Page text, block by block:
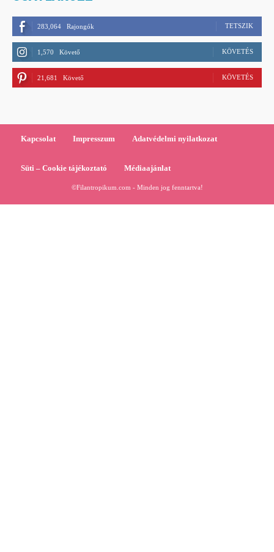
283,064 Rajongók TETSZIK
1,570 Követő KÖVETÉS
21,681 Követő KÖVETÉS
Kapcsolat Impresszum Adatvédelmi nyilatkozat
Süti – Cookie tájékoztató Médiaajánlat
©Filantropikum.com - Minden jog fenntartva!